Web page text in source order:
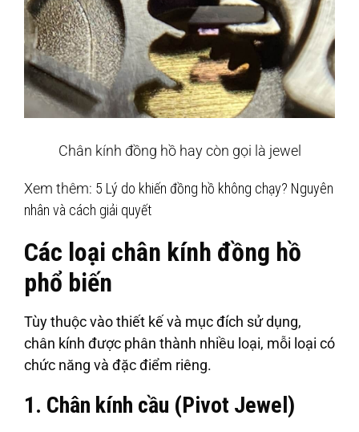
Chân kính đồng hồ hay còn gọi là jewel
Xem thêm: 5 Lý do khiến đồng hồ không chạy? Nguyên
nhân và cách giải quyết
Các loại chân kính đồng hồ
phổ biến
Tùy thuộc vào thiết kế và mục đích sử dụng,
chân kính được phân thành nhiều loại, mỗi loại có
chức năng và đặc điểm riêng.
1. Chân kính cầu (Pivot Jewel)